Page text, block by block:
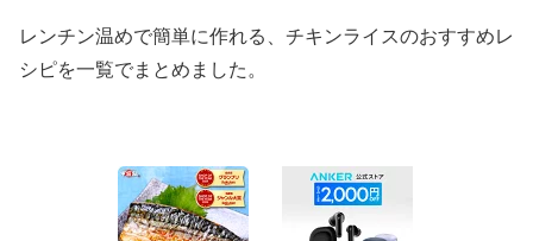
レンチン温めで簡単に作れる、チキンライスのおすすめレ
シピを一覧でまとめました。